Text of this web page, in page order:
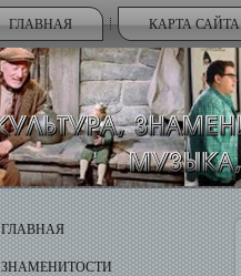
ГЛАВНАЯ КАРТА САЙТА
ГЛАВНАЯ
ЗНАМЕНИТОСТИ